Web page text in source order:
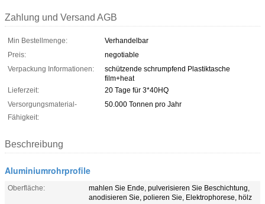
Zahlung und Versand AGB
Min Bestellmenge:
Verhandelbar
Preis:
negotiable
Verpackung Informationen:
schützende schrumpfend Plastiktasche
film+heat
Lieferzeit:
20 Tage für 3*40HQ
Versorgungsmaterial-
Fähigkeit:
50.000 Tonnen pro Jahr
Beschreibung
Aluminiumrohrprofile
Oberfläche:
mahlen Sie Ende, pulverisieren Sie Beschichtung,
anodisieren Sie, polieren Sie, Elektrophorese, hölz